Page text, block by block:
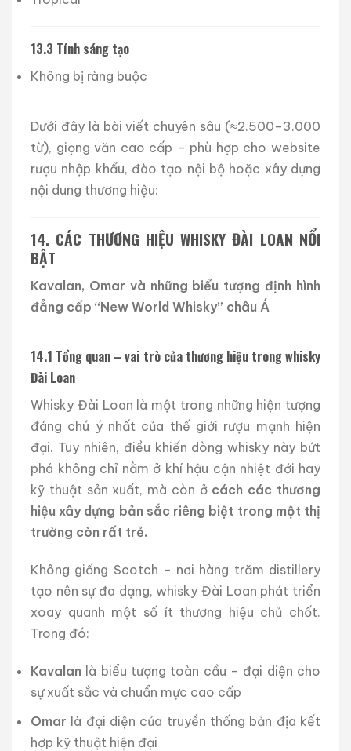
13.3 Tính sáng tạo
Không bị ràng buộc
Dưới đây là bài viết chuyên sâu (≈2.500–3.000
từ), giọng văn cao cấp – phù hợp cho website
rượu nhập khẩu, đào tạo nội bộ hoặc xây dựng
nội dung thương hiệu:
14. CÁC THƯƠNG HIỆU WHISKY ĐÀI LOAN NỔI
BẬT
Kavalan, Omar và những biểu tượng định hình
đẳng cấp “New World Whisky” châu Á
14.1 Tổng quan – vai trò của thương hiệu trong whisky
Đài Loan
Whisky Đài Loan là một trong những hiện tượng
đáng chú ý nhất của thế giới rượu mạnh hiện
đại. Tuy nhiên, điều khiến dòng whisky này bứt
phá không chỉ nằm ở khí hậu cận nhiệt đới hay
kỹ thuật sản xuất, mà còn ở cách các thương
hiệu xây dựng bản sắc riêng biệt trong một thị
trường còn rất trẻ.
Không giống Scotch – nơi hàng trăm distillery
tạo nên sự đa dạng, whisky Đài Loan phát triển
xoay quanh một số ít thương hiệu chủ chốt.
Trong đó:
Kavalan là biểu tượng toàn cầu – đại diện cho
sự xuất sắc và chuẩn mực cao cấp
Omar là đại diện của truyền thống bản địa kết
hợp kỹ thuật hiện đại